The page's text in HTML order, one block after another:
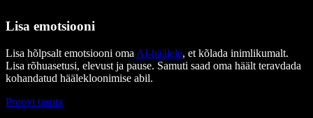
Lisa emotsiooni
Lisa hõlpsalt emotsiooni oma AI-häälele, et kõlada inimlikumalt.
Lisa rõhuasetusi, elevust ja pause. Samuti saad oma häält teravdada
kohandatud häälekloonimise abil.
Proovi tasuta